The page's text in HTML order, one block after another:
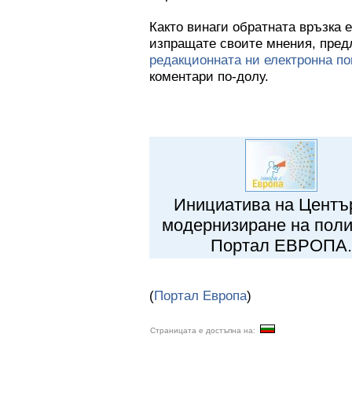
Както винаги обратната
изпращате своите мнения,
редакционната ни електронна
коментари по-долу.
Инициатива на
модернизиране на
Портал ЕВРОПА.
(Портал Европа)
Страницата е достъпна на: